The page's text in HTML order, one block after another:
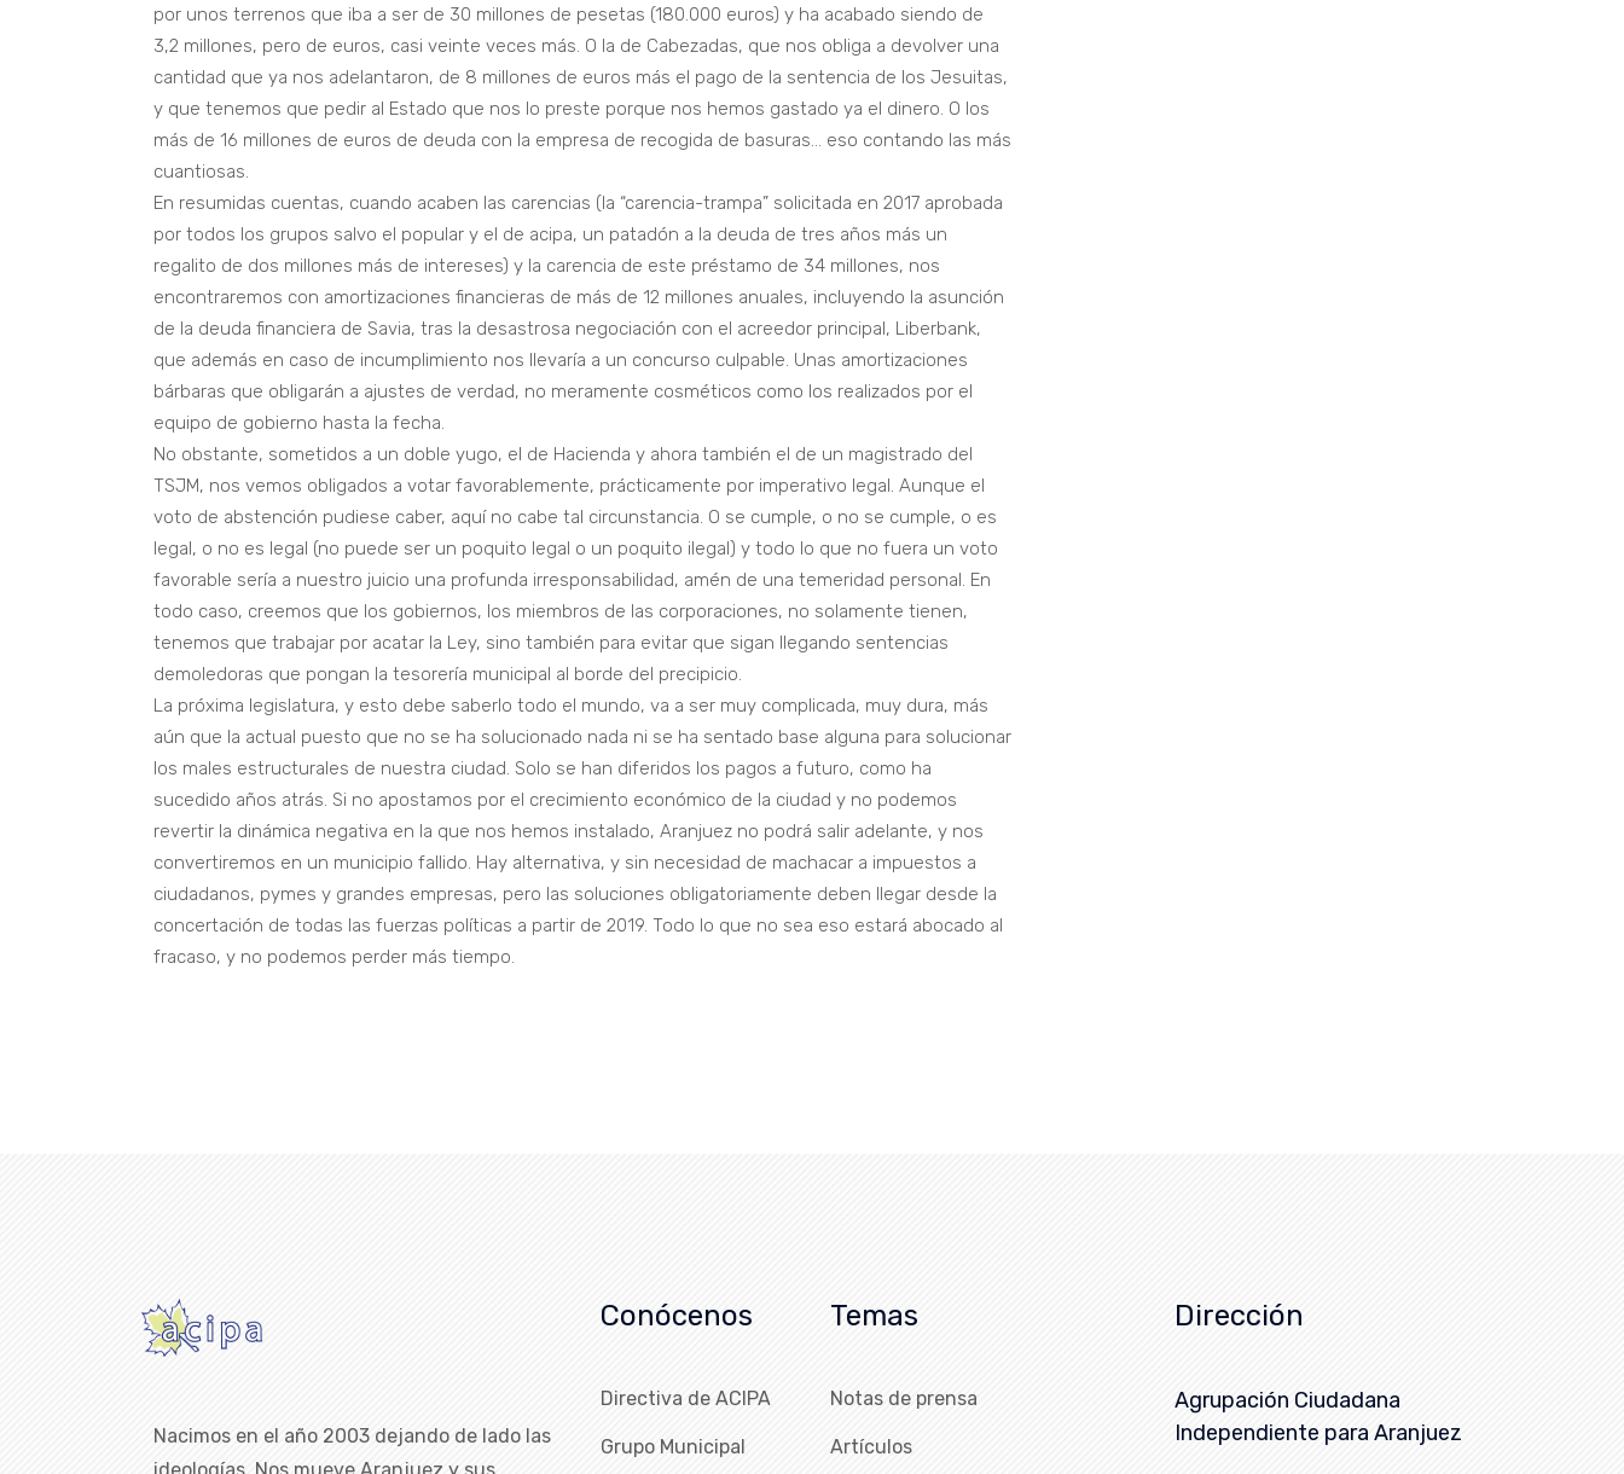
por unos terrenos que iba a ser de 30 millones de pesetas (180.000 euros) y ha acabado siendo de
3,2 millones, pero de euros, casi veinte veces más. O la de Cabezadas, que nos obliga a devolver una
cantidad que ya nos adelantaron, de 8 millones de euros más el pago de la sentencia de los Jesuitas,
y que tenemos que pedir al Estado que nos lo preste porque nos hemos gastado ya el dinero. O los
más de 16 millones de euros de deuda con la empresa de recogida de basuras… eso contando las más
cuantiosas.
En resumidas cuentas, cuando acaben las carencias (la “carencia-trampa” solicitada en 2017 aprobada
por todos los grupos salvo el popular y el de acipa, un patadón a la deuda de tres años más un
regalito de dos millones más de intereses) y la carencia de este préstamo de 34 millones, nos
encontraremos con amortizaciones financieras de más de 12 millones anuales, incluyendo la asunción
de la deuda financiera de Savia, tras la desastrosa negociación con el acreedor principal, Liberbank,
que además en caso de incumplimiento nos llevaría a un concurso culpable. Unas amortizaciones
bárbaras que obligarán a ajustes de verdad, no meramente cosméticos como los realizados por el
equipo de gobierno hasta la fecha.
No obstante, sometidos a un doble yugo, el de Hacienda y ahora también el de un magistrado del
TSJM, nos vemos obligados a votar favorablemente, prácticamente por imperativo legal. Aunque el
voto de abstención pudiese caber, aquí no cabe tal circunstancia. O se cumple, o no se cumple, o es
legal, o no es legal (no puede ser un poquito legal o un poquito ilegal) y todo lo que no fuera un voto
favorable sería a nuestro juicio una profunda irresponsabilidad, amén de una temeridad personal. En
todo caso, creemos que los gobiernos, los miembros de las corporaciones, no solamente tienen,
tenemos que trabajar por acatar la Ley, sino también para evitar que sigan llegando sentencias
demoledoras que pongan la tesorería municipal al borde del precipicio.
La próxima legislatura, y esto debe saberlo todo el mundo, va a ser muy complicada, muy dura, más
aún que la actual puesto que no se ha solucionado nada ni se ha sentado base alguna para solucionar
los males estructurales de nuestra ciudad. Solo se han diferidos los pagos a futuro, como ha
sucedido años atrás. Si no apostamos por el crecimiento económico de la ciudad y no podemos
revertir la dinámica negativa en la que nos hemos instalado, Aranjuez no podrá salir adelante, y nos
convertiremos en un municipio fallido. Hay alternativa, y sin necesidad de machacar a impuestos a
ciudadanos, pymes y grandes empresas, pero las soluciones obligatoriamente deben llegar desde la
concertación de todas las fuerzas políticas a partir de 2019. Todo lo que no sea eso estará abocado al
fracaso, y no podemos perder más tiempo.
Nacimos en el año 2003 dejando de lado las
Conócenos
Directiva de ACIPA
Grupo Municipal
Temas
Notas de prensa
Artículos
Dirección
Agrupación Ciudadana
Independiente para Aranjuez